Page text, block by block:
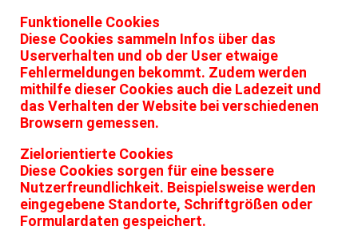
Funktionelle Cookies
Diese Cookies sammeln Infos über das
Userverhalten und ob der User etwaige
Fehlermeldungen bekommt. Zudem werden
mithilfe dieser Cookies auch die Ladezeit und
das Verhalten der Website bei verschiedenen
Browsern gemessen.
Zielorientierte Cookies
Diese Cookies sorgen für eine bessere
Nutzerfreundlichkeit. Beispielsweise werden
eingegebene Standorte, Schriftgrößen oder
Formulardaten gespeichert.